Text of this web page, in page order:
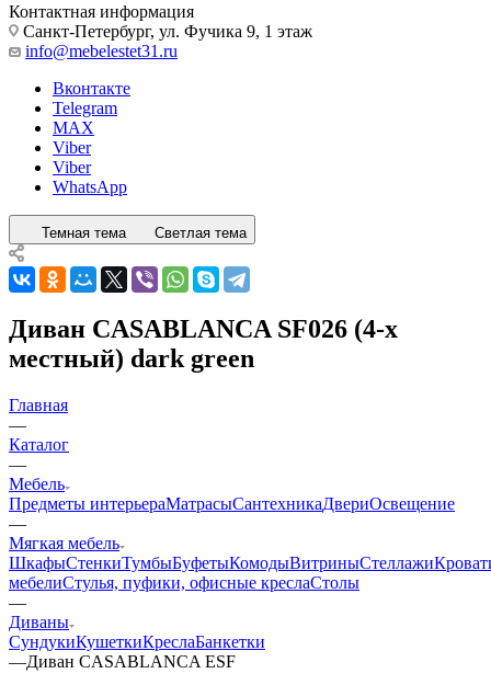
Контактная информация
Санкт-Петербург, ул. Фучика 9, 1 этаж
info@mebelestet31.ru
Вконтакте
Telegram
MAX
Viber
Viber
WhatsApp
Темная тема Светлая тема
Диван CASABLANCA SF026 (4-х
местный) dark green
Главная
—
Каталог
—
Мебель
Предметы интерьераМатрасыСантехникаДвериОсвещение
—
Мягкая мебель
ШкафыСтенкиТумбыБуфетыКомодыВитриныСтеллажи
мебелиСтулья, пуфики, офисные креслаСтолы
—
Диваны
СундукиКушеткиКреслаБанкетки
—Диван CASABLANCA ESF